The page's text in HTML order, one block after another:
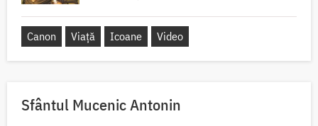
Canon Viață Icoane Video
Sfântul Mucenic Antonin